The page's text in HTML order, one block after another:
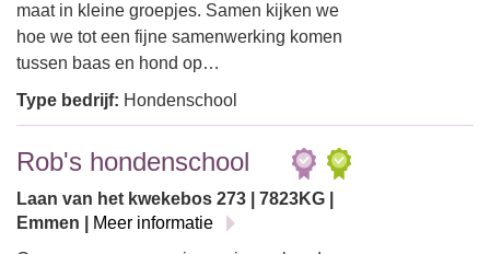
maat in kleine groepjes. Samen kijken we
hoe we tot een fijne samenwerking komen
tussen baas en hond op…
Type bedrijf: Hondenschool
Rob's hondenschool
Laan van het kwekebos 273 | 7823KG |
Emmen |
Meer informatie